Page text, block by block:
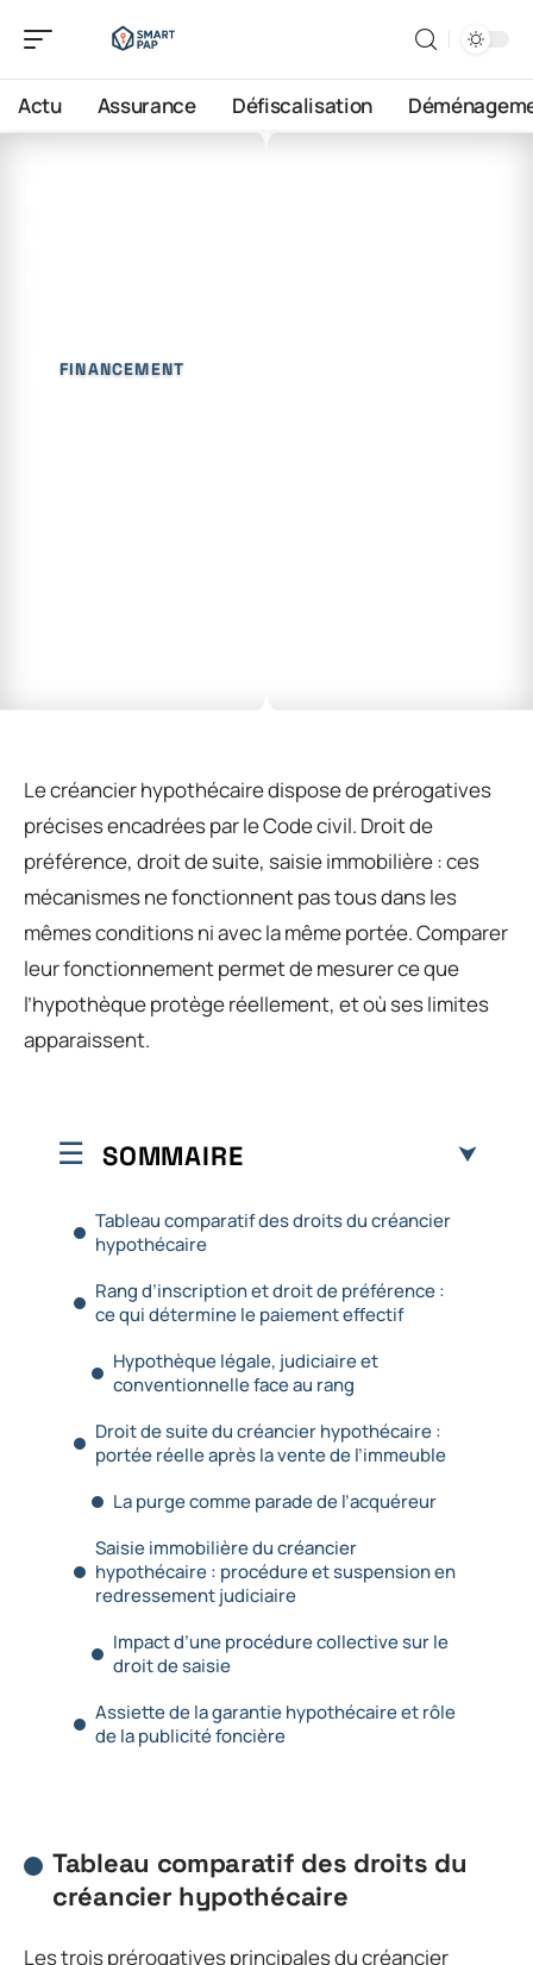
Actu Assurance Défiscalisation
FINANCEMENT
Le créancier hypothécaire dispose de prérogatives
précises encadrées par le Code civil. Droit de
préférence, droit de suite, saisie immobilière : ces
mécanismes ne fonctionnent pas tous dans les
mêmes conditions ni avec la même portée. Comparer
leur fonctionnement permet de mesurer ce que
l’hypothèque protège réellement, et où ses limites
apparaissent.
SOMMAIRE
Tableau comparatif des droits du créancier
hypothécaire
Rang d’inscription et droit de préférence :
ce qui détermine le paiement effectif
Hypothèque légale, judiciaire et
conventionnelle face au rang
Droit de suite du créancier hypothécaire :
portée réelle après la vente de l’immeuble
La purge comme parade de l’acquéreur
Saisie immobilière du créancier
hypothécaire : procédure et suspension en
redressement judiciaire
Impact d’une procédure collective sur le
droit de saisie
Assiette de la garantie hypothécaire et rôle
de la publicité foncière
Tableau comparatif des droits du
créancier hypothécaire
Les trois prérogatives principales du créancier